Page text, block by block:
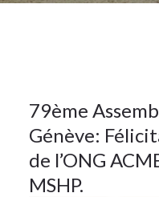
9
JUIN
2026
79ème
Génève:
de l’ONG
MSHP.